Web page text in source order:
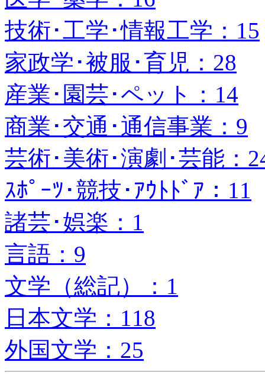
技術･工学･情報工学：15
家政学･被服･育児：28
産業･園芸･ペット：14
商業･交通･通信事業：9
芸術･美術･演劇･芸能：
ｽﾎﾟｰﾂ･競技･ｱｳﾄﾄﾞｱ：11
諸芸･娯楽：1
言語：9
文学（総記）：1
日本文学：118
外国文学：25